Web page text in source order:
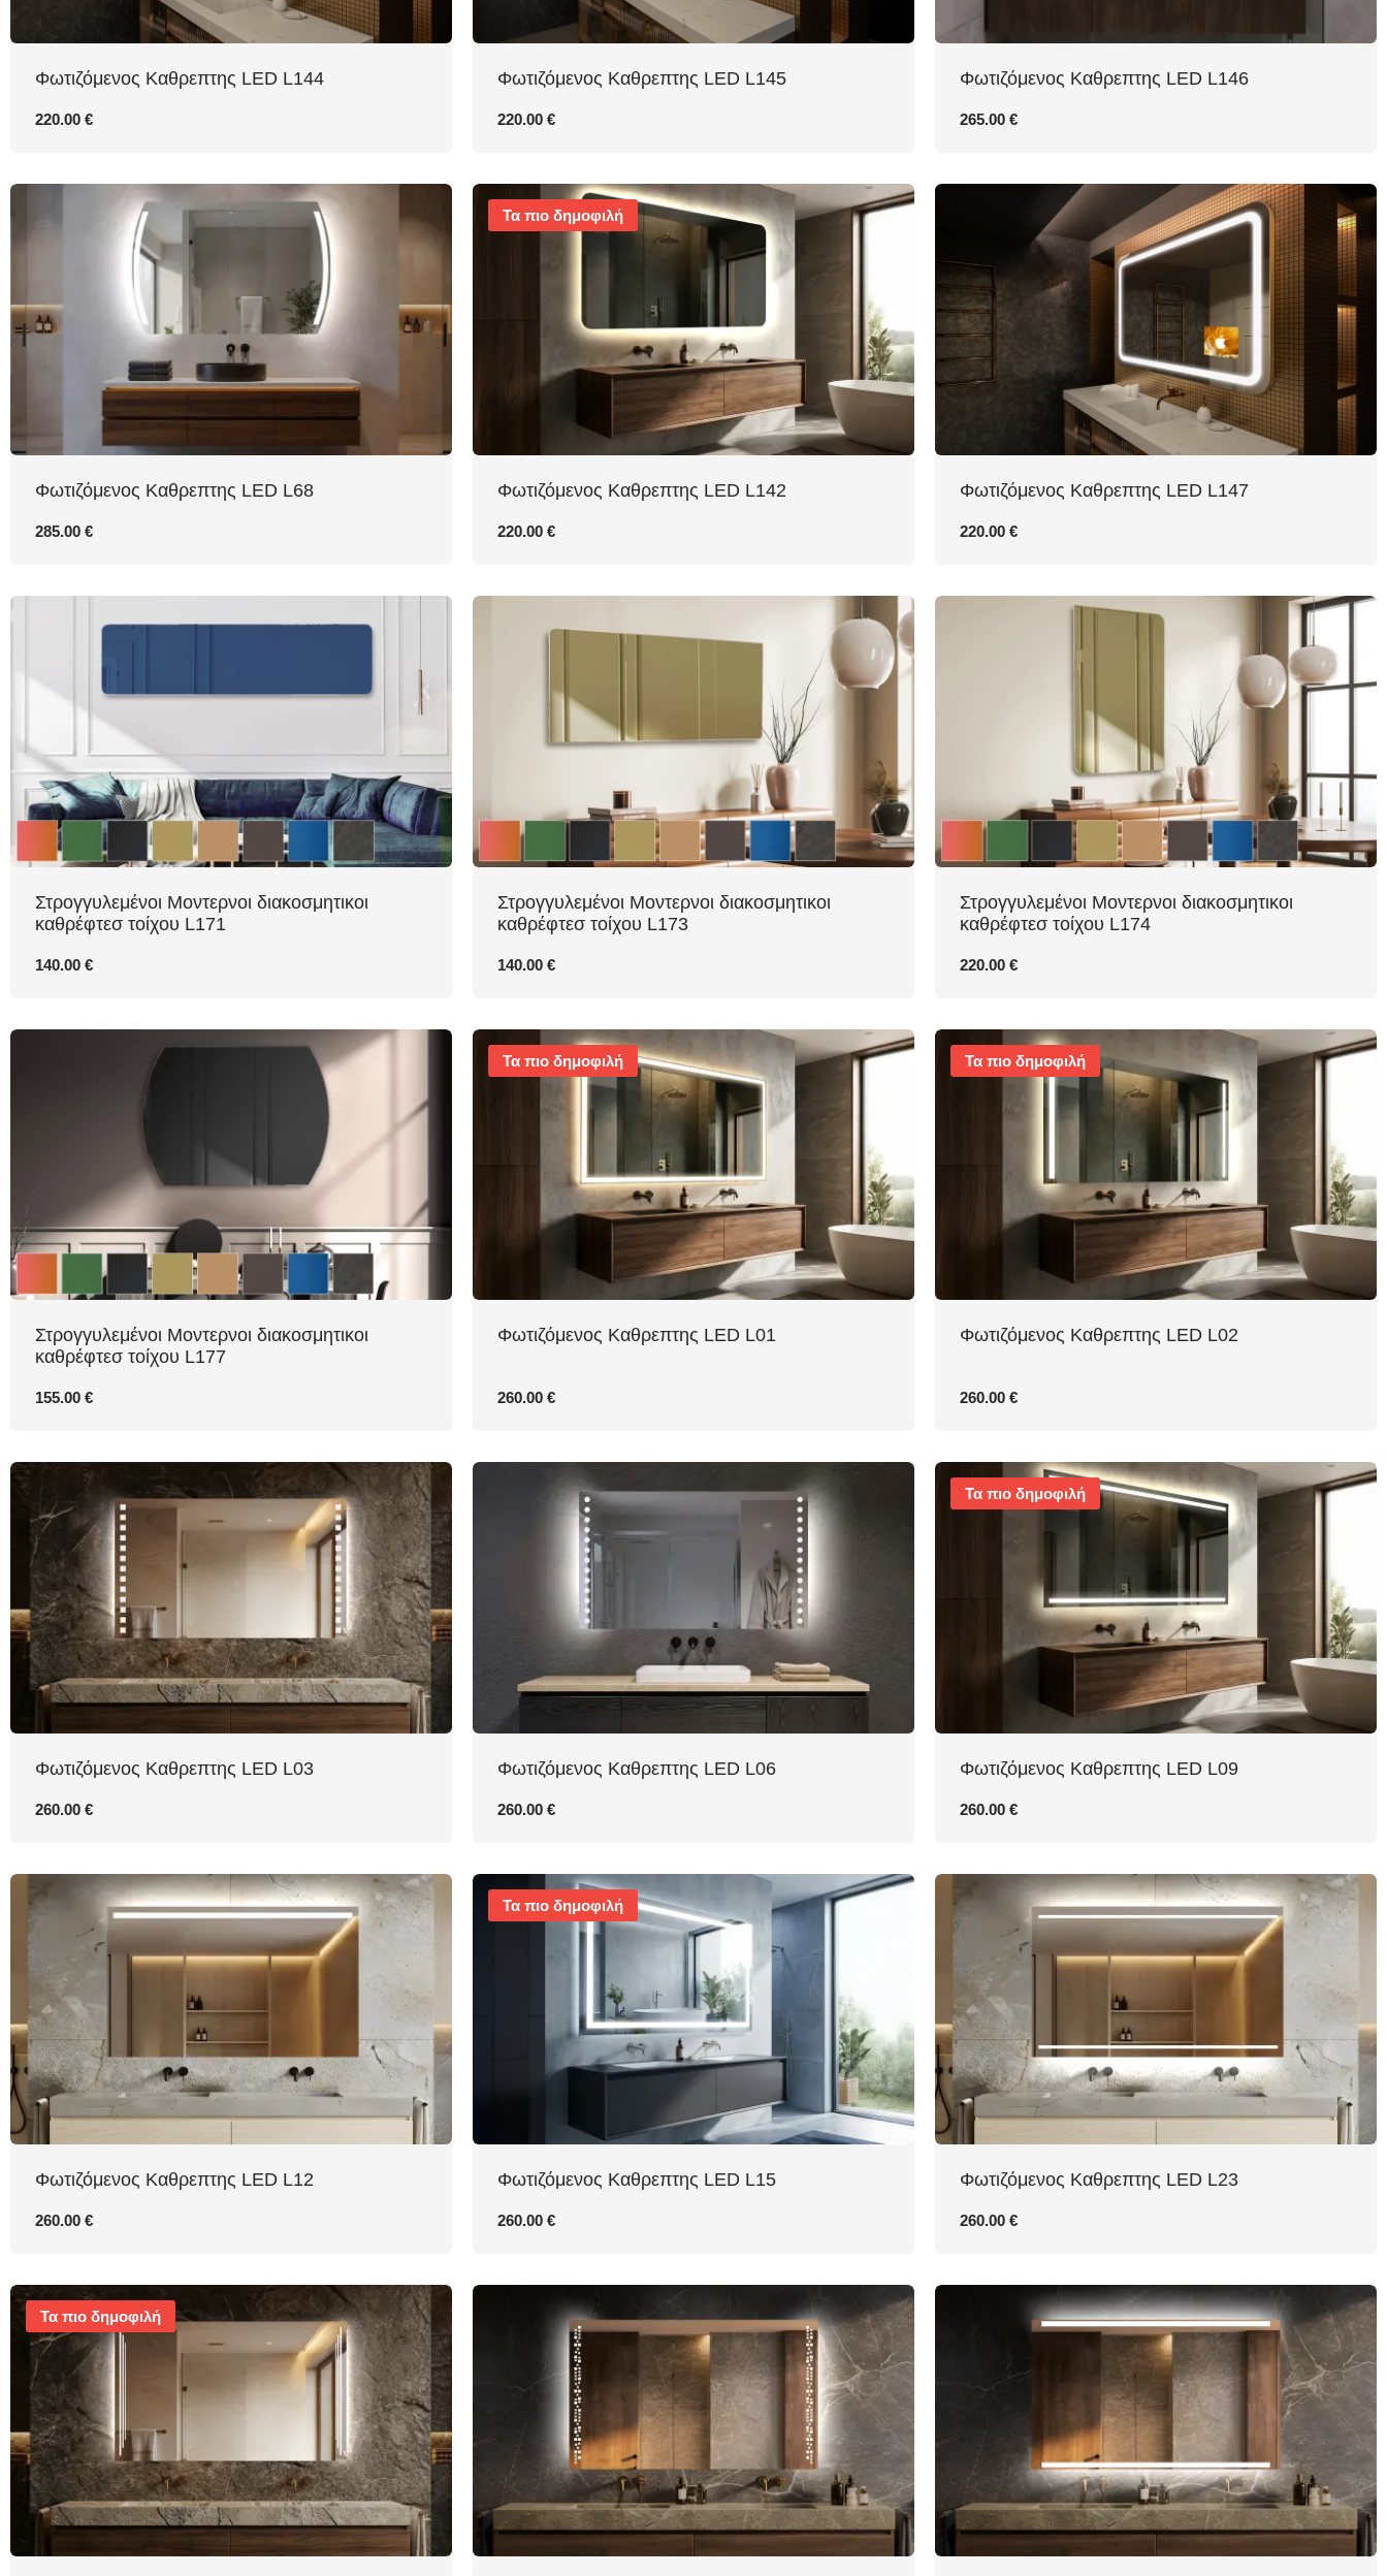
Φωτιζόμενος Καθρεπτης LED L144
220.00 €
Φωτιζόμενος Καθρεπτης LED L145
220.00 €
Φωτιζόμενος Καθρεπτης LED L146
265.00 €
Φωτιζόμενος Καθρεπτης LED L68
285.00 €
Τα πιο δημοφιλή
Φωτιζόμενος Καθρεπτης LED L142
220.00 €
Φωτιζόμενος Καθρεπτης LED L147
220.00 €
Στρογγυλεμένοι Μοντερνοι διακοσμητικοι
καθρέφτεσ τοίχου L171
140.00 €
Στρογγυλεμένοι Μοντερνοι διακοσμητικοι
καθρέφτεσ τοίχου L173
140.00 €
Στρογγυλεμένοι Μοντερνοι διακοσμητικοι
καθρέφτεσ τοίχου L174
220.00 €
Στρογγυλεμένοι Μοντερνοι διακοσμητικοι
καθρέφτεσ τοίχου L177
155.00 €
Τα πιο δημοφιλή
Φωτιζόμενος Καθρεπτης LED L01
260.00 €
Τα πιο δημοφιλή
Φωτιζόμενος Καθρεπτης LED L02
260.00 €
Φωτιζόμενος Καθρεπτης LED L03
260.00 €
Φωτιζόμενος Καθρεπτης LED L06
260.00 €
Τα πιο δημοφιλή
Φωτιζόμενος Καθρεπτης LED L09
260.00 €
Φωτιζόμενος Καθρεπτης LED L12
260.00 €
Τα πιο δημοφιλή
Φωτιζόμενος Καθρεπτης LED L15
260.00 €
Φωτιζόμενος Καθρεπτης LED L23
260.00 €
Τα πιο δημοφιλή